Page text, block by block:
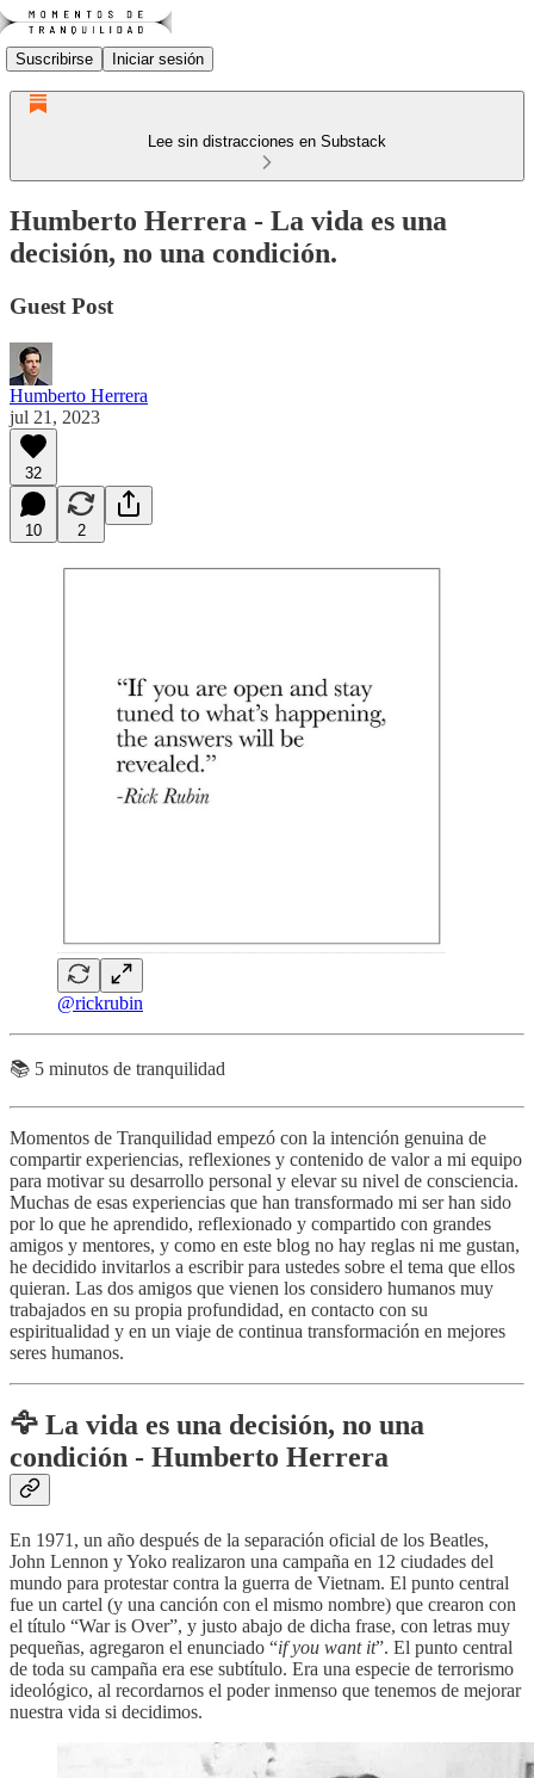
Suscribirse Iniciar sesión
Lee sin distracciones en Substack
Humberto Herrera - La vida es una
decisión, no una condición.
Guest Post
Humberto Herrera
jul 21, 2023
32
10 2
@rickrubin
📚 5 minutos de tranquilidad
Momentos de Tranquilidad empezó con la intención genuina de
compartir experiencias, reflexiones y contenido de valor a mi equipo
para motivar su desarrollo personal y elevar su nivel de consciencia.
Muchas de esas experiencias que han transformado mi ser han sido
por lo que he aprendido, reflexionado y compartido con grandes
amigos y mentores, y como en este blog no hay reglas ni me gustan,
he decidido invitarlos a escribir para ustedes sobre el tema que ellos
quieran. Las dos amigos que vienen los considero humanos muy
trabajados en su propia profundidad, en contacto con su
espiritualidad y en un viaje de continua transformación en mejores
seres humanos.
🦅 La vida es una decisión, no una
condición - Humberto Herrera
En 1971, un año después de la separación oficial de los Beatles,
John Lennon y Yoko realizaron una campaña en 12 ciudades del
mundo para protestar contra la guerra de Vietnam. El punto central
fue un cartel (y una canción con el mismo nombre) que crearon con
el título “War is Over”, y justo abajo de dicha frase, con letras muy
pequeñas, agregaron el enunciado “if you want it”. El punto central
de toda su campaña era ese subtítulo. Era una especie de terrorismo
ideológico, al recordarnos el poder inmenso que tenemos de mejorar
nuestra vida si decidimos.